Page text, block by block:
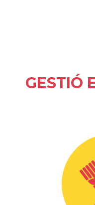
GESTIÓ